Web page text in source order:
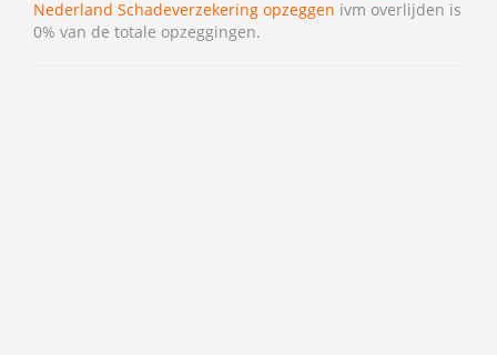
Nederland Schadeverzekering opzeggen ivm overlijden is
0% van de totale opzeggingen.